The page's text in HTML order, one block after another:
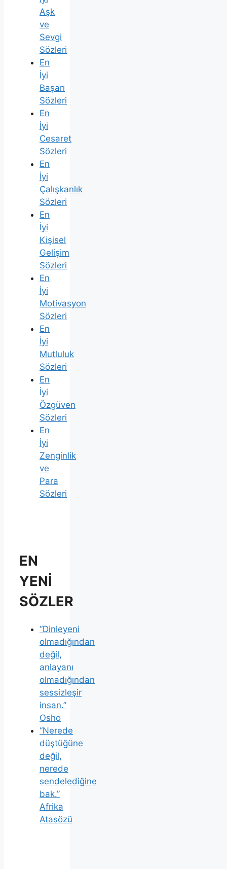
Aşk
ve
Sevgi
Sözleri
En
İyi
Başarı
Sözleri
En
İyi
Cesaret
Sözleri
En
İyi
Çalışkanlık
Sözleri
En
İyi
Kişisel
Gelişim
Sözleri
En
İyi
Motivasyon
Sözleri
En
İyi
Mutluluk
Sözleri
En
İyi
Özgüven
Sözleri
En
İyi
Zenginlik
ve
Para
Sözleri
EN
YENİ
SÖZLER
“Dinleyeni
olmadığından
değil,
anlayanı
olmadığından
sessizleşir
insan.”
Osho
“Nerede
düştüğüne
değil,
nerede
sendelediğine
bak.”
Afrika
Atasözü